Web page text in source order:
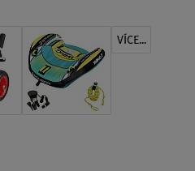
VÍCE...